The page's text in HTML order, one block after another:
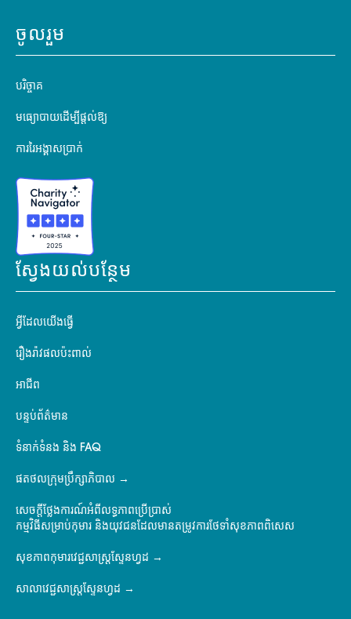
ចូលរួម
បរិច្ចាគ
មធ្យោបាយដើម្បីផ្តល់ឱ្យ
ការរៃអង្គាសប្រាក់
ស្វែងយល់បន្ថែម
អ្វីដែលយើងធ្វើ
រឿងរ៉ាវផលប៉ះពាល់
អាជីព
បន្ទប់ព័ត៌មាន
ទំនាក់ទំនង និង FAQ
ផតថលក្រុមប្រឹក្សាភិបាល
សេចក្តីថ្លែងការណ៍អំពីលទ្ធភាពប្រើប្រាស់
កម្មវិធីសម្រាប់កុមារ និងយុវជនដែលមានតម្រូវការថែទាំសុខភាពពិសេស
សុខភាពកុមារវេជ្ជសាស្ត្រស្ទែនហ្វដ
សាលាវេជ្ជសាស្ត្រស្ទែនហ្វដ